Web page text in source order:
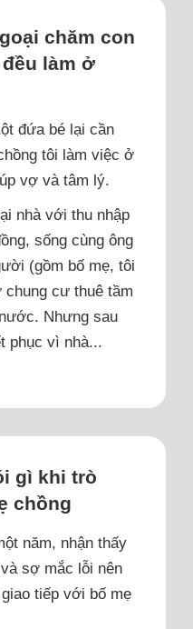
chăm con
làm ở
đứa bé lại cần
tôi làm việc ở
vợ và tâm lý.
nhà với thu nhập
sống cùng ông
(gồm bố mẹ, tôi
cư thuê tầm
Nhưng sau
phục vì nhà...
gì khi trò
chồng
năm, nhận thấy
sợ mắc lỗi nên
tiếp với bố mẹ